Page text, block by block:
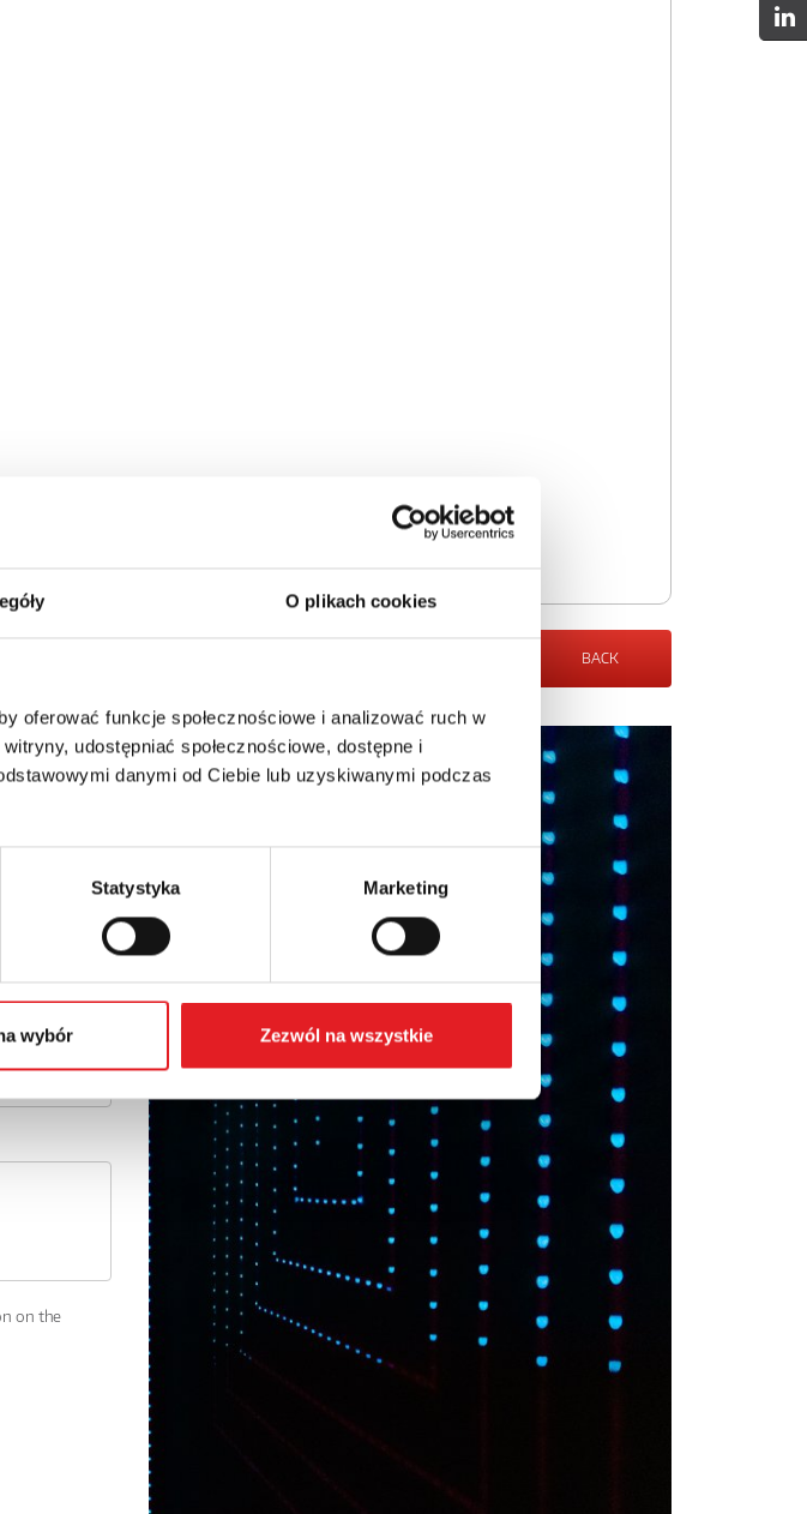
O plikach cookies
oferować funkcje społecznościowe i analizować ruch w
udostępniać społecznościowe, dostępne i
danymi od Ciebie lub uzyskiwanymi podczas
Statystyka Marketing
wybór Zezwól na wszystkie
BACK
on the